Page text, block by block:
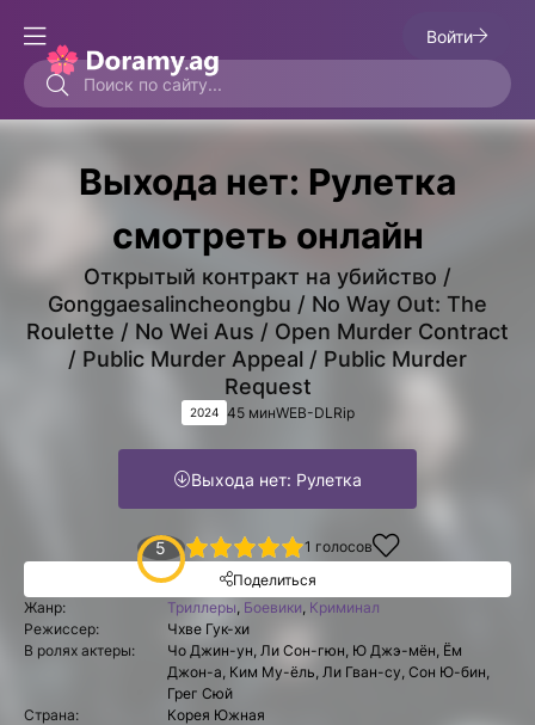
Войти
Выхода нет: Рулетка
смотреть онлайн
Открытый контракт на убийство /
Gonggaesalincheongbu / No Way Out: The
Roulette / No Wei Aus / Open Murder Contract
/ Public Murder Appeal / Public Murder
Request
2024 45 минWEB-DLRip
Выхода нет: Рулетка
5
4 5 1 голосов
Поделиться
Жанр:
Триллеры, Боевики, Криминал
Режиссер:
Чхве Гук-хи
В ролях актеры:
Чо Джин-ун, Ли Сон-гюн, Ю Джэ-мён, Ём
Джон-а, Ким Му-ёль, Ли Гван-су, Сон Ю-бин,
Грег Сюй
Страна:
Корея Южная